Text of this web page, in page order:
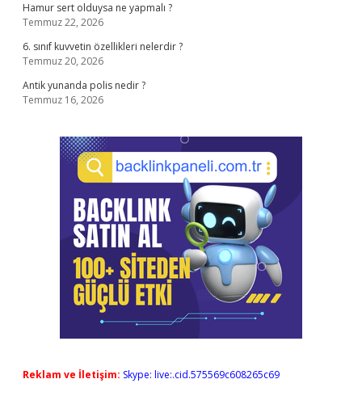
Hamur sert olduysa ne yapmalı ?
Temmuz 22, 2026
6. sınıf kuvvetin özellikleri nelerdir ?
Temmuz 20, 2026
Antik yunanda polis nedir ?
Temmuz 16, 2026
Reklam ve İletişim: Skype: live:.cid.575569c608265c69